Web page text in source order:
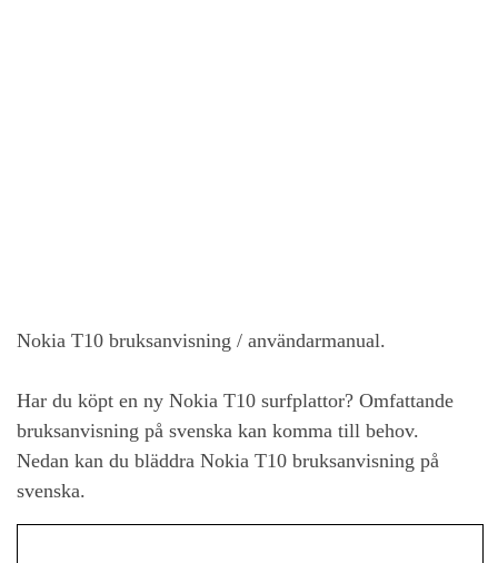
Nokia T10 bruksanvisning / användarmanual.
Har du köpt en ny Nokia T10 surfplattor? Omfattande
bruksanvisning på svenska kan komma till behov.
Nedan kan du bläddra Nokia T10 bruksanvisning på
svenska.